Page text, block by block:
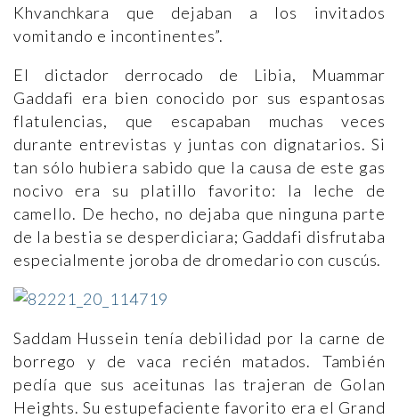
Khvanchkara que dejaban a los invitados
vomitando e incontinentes”.
El dictador derrocado de Libia, Muammar
Gaddafi era bien conocido por sus espantosas
flatulencias, que escapaban muchas veces
durante entrevistas y juntas con dignatarios. Si
tan sólo hubiera sabido que la causa de este gas
nocivo era su platillo favorito: la leche de
camello. De hecho, no dejaba que ninguna parte
de la bestia se desperdiciara; Gaddafi disfrutaba
especialmente joroba de dromedario con cuscús.
Saddam Hussein tenía debilidad por la carne de
borrego y de vaca recién matados. También
pedía que sus aceitunas las trajeran de Golan
Heights. Su estupefaciente favorito era el Grand